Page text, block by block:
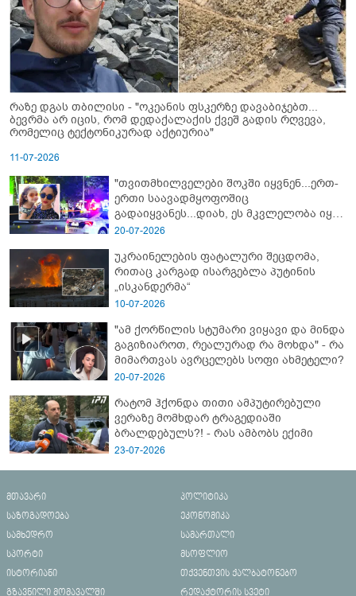
რაზე დგას თბილისი - "ოკეანის ფსკერზე დავაბიჯებთ...
ბევრმა არ იცის, რომ დედაქალაქის ქვეშ გადის რღვევა,
რომელიც ტექტონიკურად აქტიურია"
11-07-2026
"თვითმხილველები შოკში იყვნენ...ერთ-
ერთი საავადმყოფოშიც
გადაიყვანეს...დიახ, ეს მკვლელობა იყო"
- გორში დატრიალებული ტრაგედიის
20-07-2026
უკრაინელების ფატალური შეცდომა,
რითაც კარგად ისარგებლა პუტინის
„ისკანდერმა“
10-07-2026
"ამ ქორწილის სტუმარი ვიყავი და მინდა
გაგიზიაროთ, რეალურად რა მოხდა" - რა
მიმართვას ავრცელებს სოფი ახმეტელი?
20-07-2026
რატომ ჰქონდა თითი ამპუტირებული
ვერაზე მომხდარ ტრაგედიაში
ბრალდებულს?! - რას ამბობს ექიმი
23-07-2026
მთავარი
პოლიტიკა
საზოგადოება
ეკონომიკა
სამხედრო
სამართალი
სპორტი
მსოფლიო
ისტორიანი
თქვენთვის ქალბატონებო
გზავნილი მომავალში
რედაქტორის სვეტი